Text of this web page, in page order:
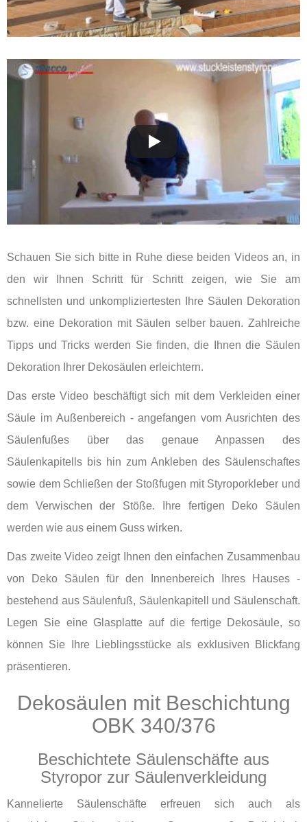
Schauen Sie sich bitte in Ruhe diese beiden Videos an, in
den wir Ihnen Schritt für Schritt zeigen, wie Sie am
schnellsten und unkompliziertesten Ihre Säulen Dekoration
bzw. eine Dekoration mit Säulen selber bauen. Zahlreiche
Tipps und Tricks werden Sie finden, die Ihnen die Säulen
Dekoration Ihrer Dekosäulen erleichtern.
Das erste Video beschäftigt sich mit dem Verkleiden einer
Säule im Außenbereich - angefangen vom Ausrichten des
Säulenfußes über das genaue Anpassen des
Säulenkapitells bis hin zum Ankleben des Säulenschaftes
sowie dem Schließen der Stoßfugen mit Styroporkleber und
dem Verwischen der Stöße. Ihre fertigen Deko Säulen
werden wie aus einem Guss wirken.
Das zweite Video zeigt Ihnen den einfachen Zusammenbau
von Deko Säulen für den Innenbereich Ihres Hauses -
bestehend aus Säulenfuß, Säulenkapitell und Säulenschaft.
Legen Sie eine Glasplatte auf die fertige Dekosäule, so
können Sie Ihre Lieblingsstücke als exklusiven Blickfang
präsentieren.
Dekosäulen mit Beschichtung
OBK 340/376
Beschichtete Säulenschäfte aus
Styropor zur Säulenverkleidung
Kannelierte Säulenschäfte erfreuen sich auch als